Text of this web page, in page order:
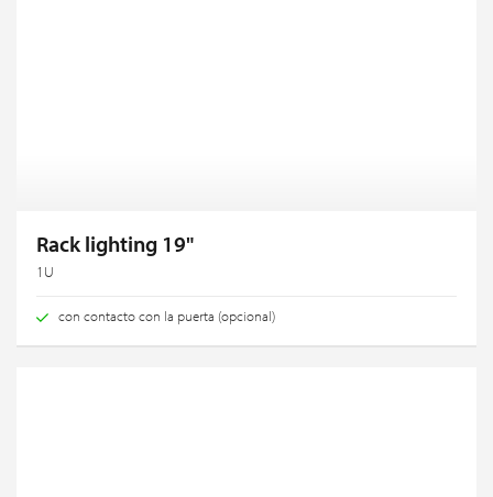
Rack lighting 19"
1U
con contacto con la puerta (opcional)